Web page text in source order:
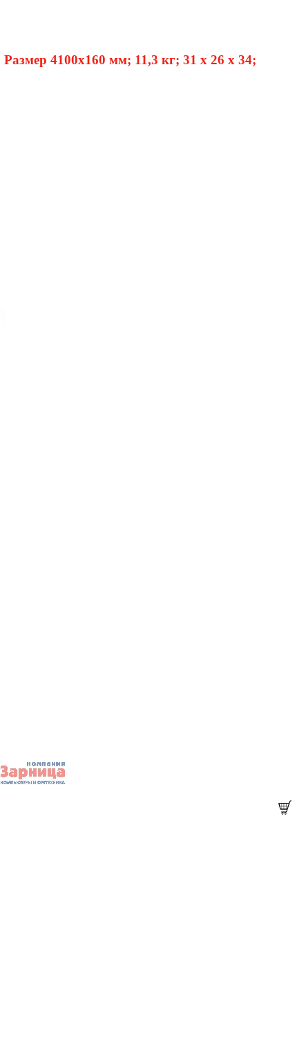
4100х160 мм; 11,3 кг; 31 x 26 x 34;